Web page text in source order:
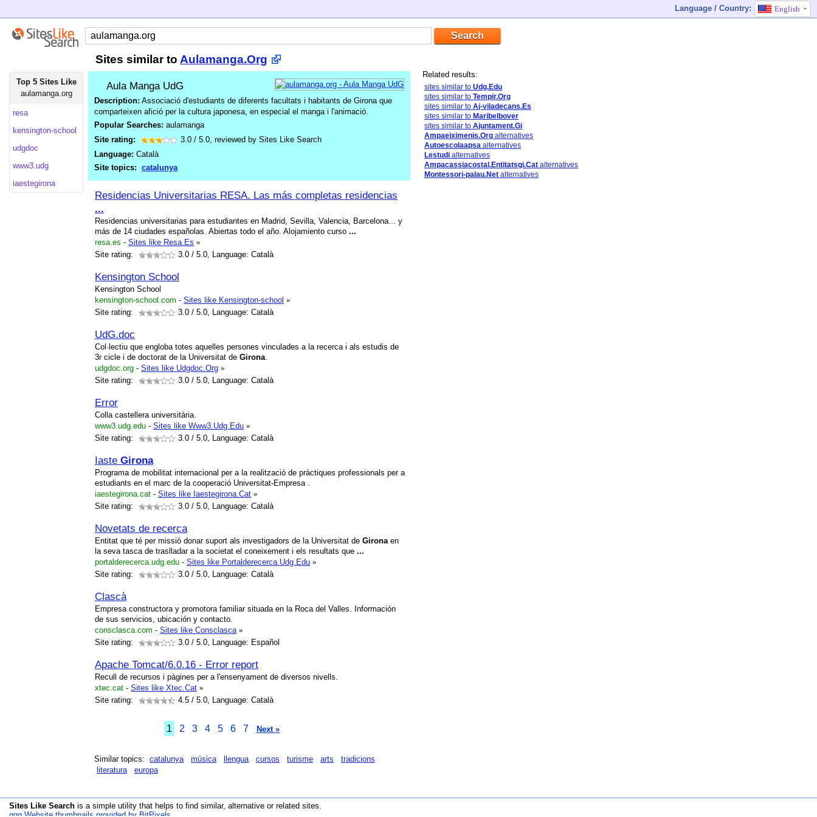
Language / Country: English
Sites similar to Aulamanga.Org
Top 5 Sites Like
aulamanga.org
resa
kensington-school
udgdoc
www3.udg
iaestegirona
Aula Manga UdG
Description: Associació d'estudiants de diferents facultats i habitants de Girona que
comparteixen afició per la cultura japonesa, en especial el manga i l'animació.
Popular Searches: aulamanga
Site rating:
3.0 / 5.0, reviewed by Sites Like Search
Language: Català
Site topics: catalunya
Residencias Universitarias RESA. Las más completas residencias
...
Residencias universitarias para estudiantes en Madrid, Sevilla, Valencia, Barcelona... y
más de 14 ciudades españolas. Abiertas todo el año. Alojamiento curso ...
resa.es - Sites like Resa.Es »
Site rating:
3.0 / 5.0, Language: Català
Kensington School
Kensington School
kensington-school.com - Sites like Kensington-school »
Site rating:
3.0 / 5.0, Language: Català
UdG.doc
Col·lectiu que engloba totes aquelles persones vinculades a la recerca i als estudis de
3r cicle i de doctorat de la Universitat de Girona.
udgdoc.org - Sites like Udgdoc.Org »
Site rating:
3.0 / 5.0, Language: Català
Error
Colla castellera universitària.
www3.udg.edu - Sites like Www3.Udg.Edu »
Site rating:
3.0 / 5.0, Language: Català
Iaste Girona
Programa de mobilitat internacional per a la realització de pràctiques professionals per a
estudiants en el marc de la cooperació Universitat-Empresa .
iaestegirona.cat - Sites like Iaestegirona.Cat »
Site rating:
3.0 / 5.0, Language: Català
Novetats de recerca
Entitat que té per missió donar suport als investigadors de la Universitat de Gironaen
la seva tasca de traslladar a la societat el coneixement i els resultats que ...
portalderecerca.udg.edu - Sites like Portalderecerca.Udg.Edu »
Site rating:
3.0 / 5.0, Language: Català
Clascà
Empresa constructora y promotora familiar situada en la Roca del Valles. Información
de sus servicios, ubicación y contacto.
consclasca.com - Sites like Consclasca »
Site rating:
3.0 / 5.0, Language: Español
Apache Tomcat/6.0.16 - Error report
Recull de recursos i pàgines per a l'ensenyament de diversos nivells.
xtec.cat - Sites like Xtec.Cat »
Site rating:
4.5 / 5.0, Language: Català
1 2 3 4 5 6 7 Next »
Similar topics: catalunya música llengua cursos turisme arts
tradicions
literatura
europa
Related results:
sites similar to Udg.Edu
sites similar to Tempir.Org
sites similar to Aj-viladecans.Es
sites similar to Maribelbover
sites similar to Ajuntament.Gi
Ampaeiximenis.Org alternatives
Autoescolaapsa alternatives
Lestudi alternatives
Ampacassiacostal.Entitatsgi.Cat alternatives
Montessori-palau.Net alternatives
Sites Like Search is a simple utility that helps to find similar, alternative or related sites.
qqq Website thumbnails provided by BitPixels